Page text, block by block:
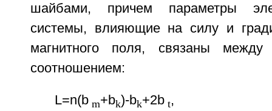
шайбами, причем параметры
системы, влияющие на силу и
магнитного поля, связаны
соотношением:
L=n(bm+bk)-bk+2bt,